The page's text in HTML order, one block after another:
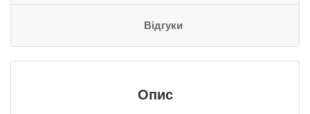
Відгуки
Опис